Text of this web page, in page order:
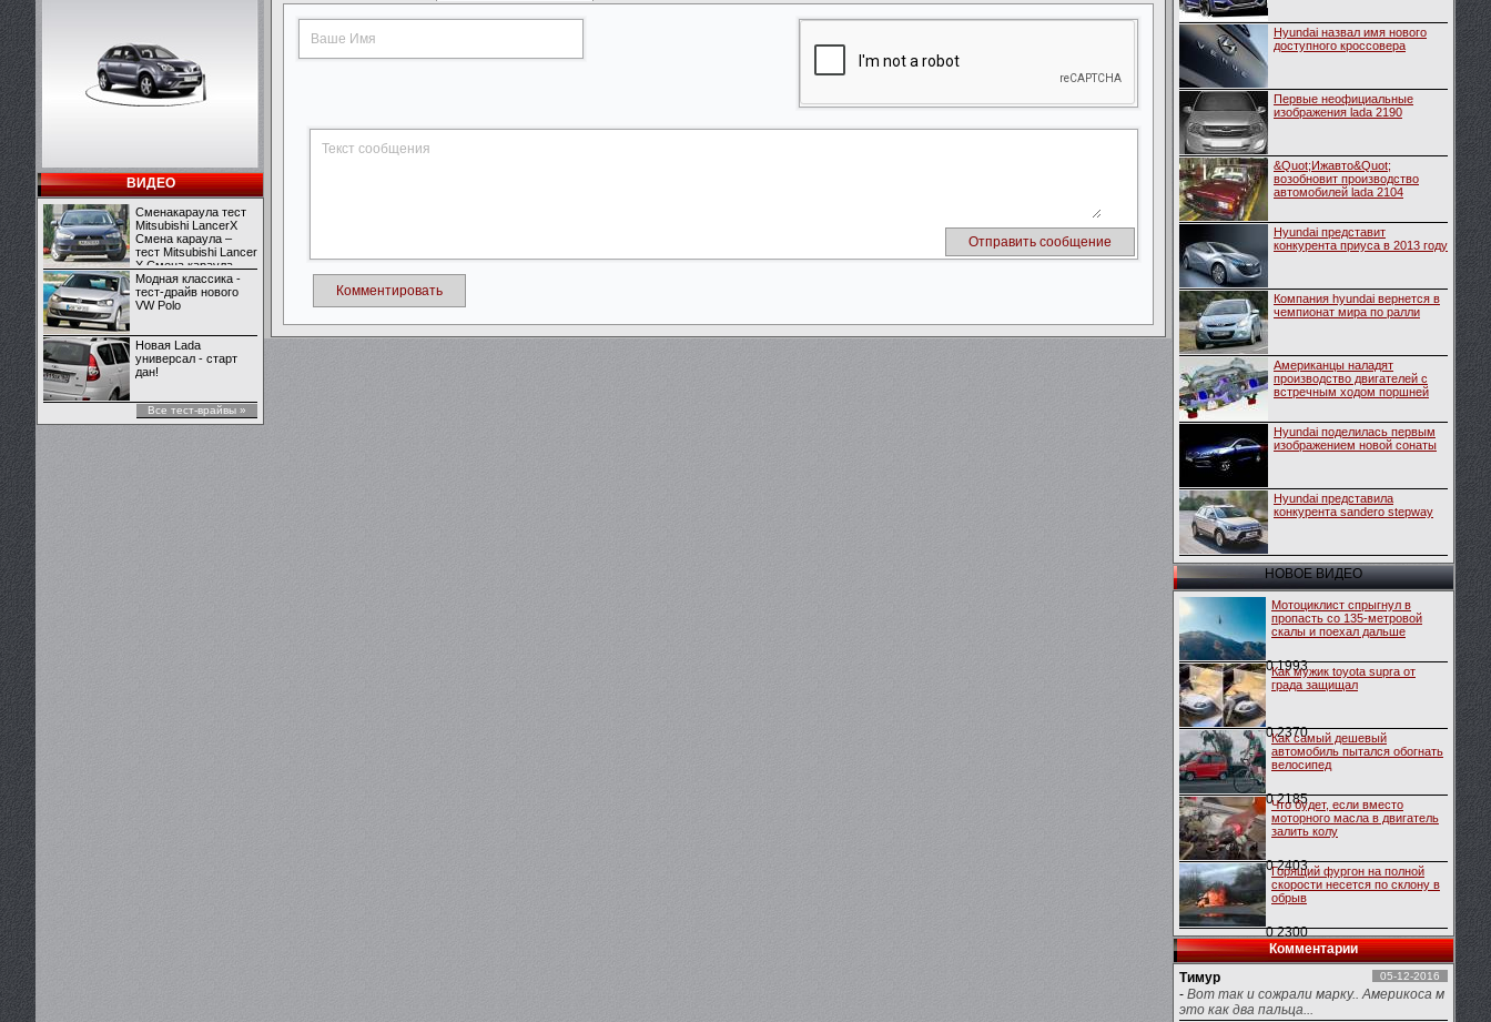
ВИДЕО
Сменакараула тест
Mitsubishi LancerX
Смена караула –
тест Mitsubishi Lancer
X Смена караула –
тест Mitsubishi Lancer
X
Модная классика -
тест-драйв нового
VW Polo
Новая Lada
универсал - старт
дан!
Все тест-врайвы »
Комментировать
Hyundai назвал имя нового
доступного кроссовера
Первые неофициальные
изображения lada 2190
&Quot;Ижавто&Quot;
возобновит производство
автомобилей lada 2104
Hyundai представит
конкурента приуса в 2013 году
Компания hyundai вернется в
чемпионат мира по ралли
Американцы наладят
производство двигателей с
встречным ходом поршней
Hyundai поделилась первым
изображением новой сонаты
Hyundai представила
конкурента sandero stepway
НОВОЕ ВИДЕО
Мотоциклист спрыгнул в
пропасть со 135-метровой
скалы и поехал дальше
0 1993
Как мужик toyota supra от
града защищал
0 2370
Как самый дешевый
автомобиль пытался обогнать
велосипед
0 2185
Что будет, если вместо
моторного масла в двигатель
залить колу
0 2403
Горящий фургон на полной
скорости несется по склону в
обрыв
0 2300
Комментарии
Тимур
05-12-2016
- Вот так и сожрали марку.. Америкоса м
это как два пальца...